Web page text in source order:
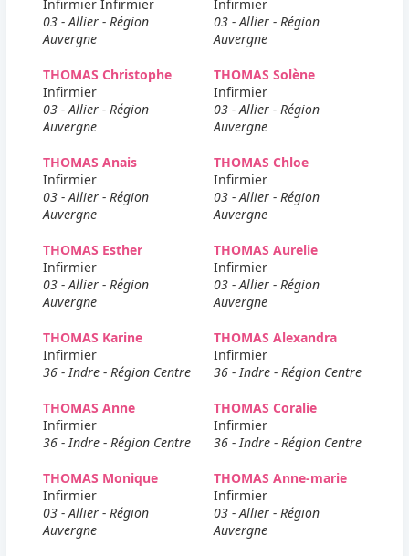
Infirmier Infirmier
03 - Allier - Région
Auvergne
Infirmier
03 - Allier - Région
Auvergne
THOMAS Christophe
Infirmier
03 - Allier - Région
Auvergne
THOMAS Solène
Infirmier
03 - Allier - Région
Auvergne
THOMAS Anais
Infirmier
03 - Allier - Région
Auvergne
THOMAS Chloe
Infirmier
03 - Allier - Région
Auvergne
THOMAS Esther
Infirmier
03 - Allier - Région
Auvergne
THOMAS Aurelie
Infirmier
03 - Allier - Région
Auvergne
THOMAS Karine
Infirmier
36 - Indre - Région Centre
THOMAS Alexandra
Infirmier
36 - Indre - Région Centre
THOMAS Anne
Infirmier
36 - Indre - Région Centre
THOMAS Coralie
Infirmier
36 - Indre - Région Centre
THOMAS Monique
Infirmier
03 - Allier - Région
Auvergne
THOMAS Anne-marie
Infirmier
03 - Allier - Région
Auvergne